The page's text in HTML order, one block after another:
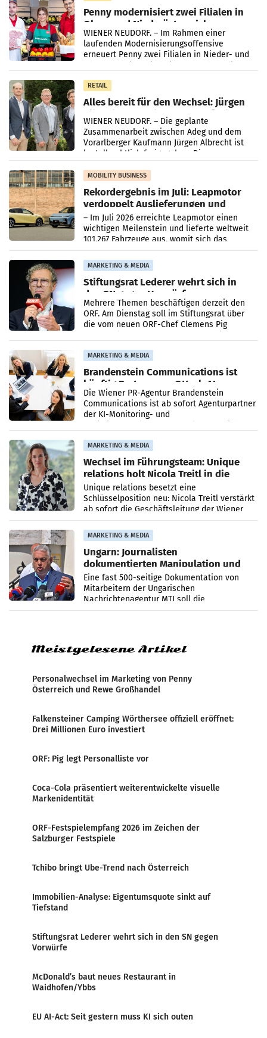
Penny modernisiert zwei Filialen in
Ober- und Niederösterreich
WIENER NEUDORF. – Im Rahmen einer
laufenden Modernisierungsoffensive
erneuert Penny zwei Filialen in Nieder- und
RETAIL
Alles bereit für den Wechsel: Jürgen
Albrecht setzt ab 1.1.2027 auf Adeg
WIENER NEUDORF. – Die geplante
Zusammenarbeit zwischen Adeg und dem
Vorarlberger Kaufmann Jürgen Albrecht ist
kartellrechtlich freigegeben: Die
Bundeswettbewerbsbehörde und der
Bundeskartellanwalt
MOBILITY BUSINESS
Rekordergebnis im Juli: Leapmotor
verdoppelt Auslieferungen und
überschreitet die 100.000er-Marke
– Im Juli 2026 erreichte Leapmotor einen
wichtigen Meilenstein und lieferte weltweit
101.267 Fahrzeuge aus, womit sich das
Ergebnis gegenüber Juli 2025 mehr als
verdoppelte (+102
MARKETING & MEDIA
Stiftungsrat Lederer wehrt sich in
den SN gegen Vorwürfe
Mehrere Themen beschäftigen derzeit den
ORF. Am Dienstag soll im Stiftungsrat über
die vom neuen ORF-Chef Clemens Pig
MARKETING & MEDIA
Brandenstein Communications ist
künftig Partner von OtterlyAI
Die Wiener PR-Agentur Brandenstein
Communications ist ab sofort Agenturpartner
der KI-Monitoring- und
MARKETING & MEDIA
Wechsel im Führungsteam: Unique
relations holt Nicola Treitl in die
Geschäftsleitung
Unique relations besetzt eine
Schlüsselposition neu: Nicola Treitl verstärkt
ab sofort die Geschäftsleitung der Wiener
PR-Agentur an der Seite von Josef Kalina und
Anna Kalina-Mahr.
MARKETING & MEDIA
Ungarn: Journalisten
dokumentierten Manipulation und
Zensur
Eine fast 500-seitige Dokumentation von
Mitarbeitern der Ungarischen
Nachrichtenagentur MTI soll die
systematische Nachrichten-Manipulation und
Meistgelesene Artikel
Personalwechsel im Marketing von Penny
Österreich und Rewe Großhandel
Falkensteiner Camping Wörthersee offiziell eröffnet:
Drei Millionen Euro investiert
ORF: Pig legt Personalliste vor
Coca-Cola präsentiert weiterentwickelte visuelle
Markenidentität
ORF-Festspielempfang 2026 im Zeichen der
Salzburger Festspiele
Tchibo bringt Ube-Trend nach Österreich
Immobilien-Analyse: Eigentumsquote sinkt auf
Tiefstand
Stiftungsrat Lederer wehrt sich in den SN gegen
Vorwürfe
McDonald’s baut neues Restaurant in
Waidhofen/Ybbs
EU AI-Act: Seit gestern muss KI sich outen